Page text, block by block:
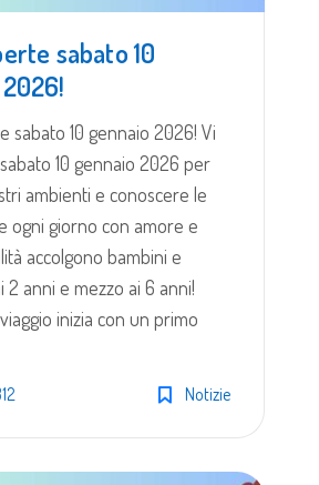
sabato 10
sabato 10 gennaio 2026! Vi
10 gennaio 2026 per
ambienti e conoscere le
ogni giorno con amore e
accolgono bambini e
2 anni e mezzo ai 6 anni!
inizia con un primo
Notizie